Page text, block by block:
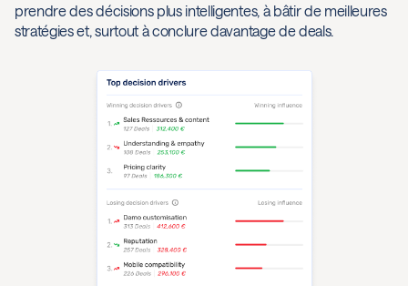
prendre des décisions plus intelligentes, à bâtir de meilleures
stratégies et, surtout à conclure davantage de deals.